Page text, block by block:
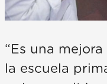
“Es una
la escuela